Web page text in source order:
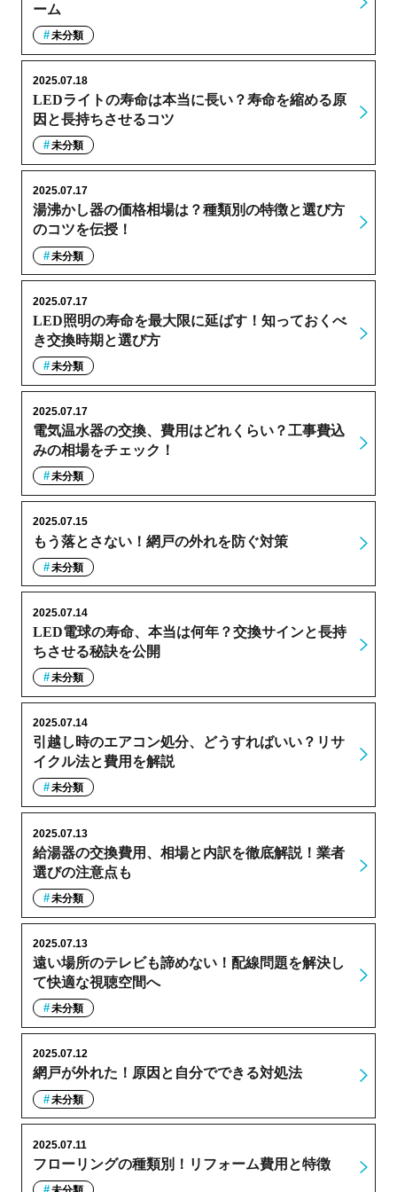
ーム
未分類
LEDライトの寿命は本当に長い？寿命を縮める原
因と長持ちさせるコツ
2025.07.18
未分類
湯沸かし器の価格相場は？種類別の特徴と選び方
のコツを伝授！
2025.07.17
未分類
LED照明の寿命を最大限に延ばす！知っておくべ
き交換時期と選び方
2025.07.17
未分類
電気温水器の交換、費用はどれくらい？工事費込
みの相場をチェック！
2025.07.17
未分類
もう落とさない！網戸の外れを防ぐ対策
2025.07.15
未分類
LED電球の寿命、本当は何年？交換サインと長持
ちさせる秘訣を公開
2025.07.14
未分類
引越し時のエアコン処分、どうすればいい？リサ
イクル法と費用を解説
2025.07.14
未分類
給湯器の交換費用、相場と内訳を徹底解説！業者
選びの注意点も
2025.07.13
未分類
遠い場所のテレビも諦めない！配線問題を解決し
て快適な視聴空間へ
2025.07.13
未分類
網戸が外れた！原因と自分でできる対処法
2025.07.12
未分類
フローリングの種類別！リフォーム費用と特徴
2025.07.11